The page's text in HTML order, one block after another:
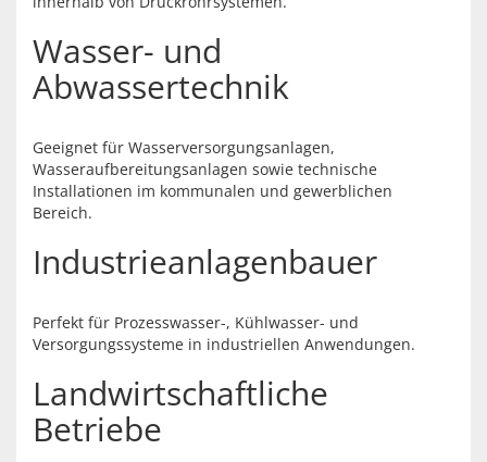
Wasser- und
Abwassertechnik
Geeignet für Wasserversorgungsanlagen,
Wasseraufbereitungsanlagen sowie technische
Installationen im kommunalen und gewerblichen
Bereich.
Industrieanlagenbauer
Perfekt für Prozesswasser-, Kühlwasser- und
Versorgungssysteme in industriellen Anwendungen.
Landwirtschaftliche
Betriebe